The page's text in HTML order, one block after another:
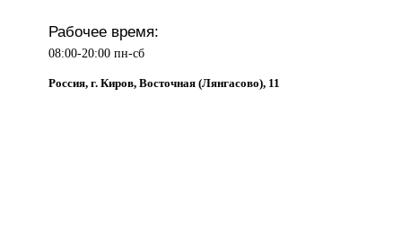
Рабочее время:
08:00-20:00 пн-сб
Россия, г. Киров, Восточная (Лянгасово), 11